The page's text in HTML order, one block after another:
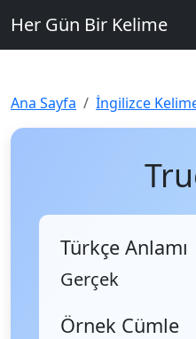
Her Gün Bir Kelime
Ana Sayfa İngilizce
Türkçe Anlamı
Gerçek
Örnek Cümle